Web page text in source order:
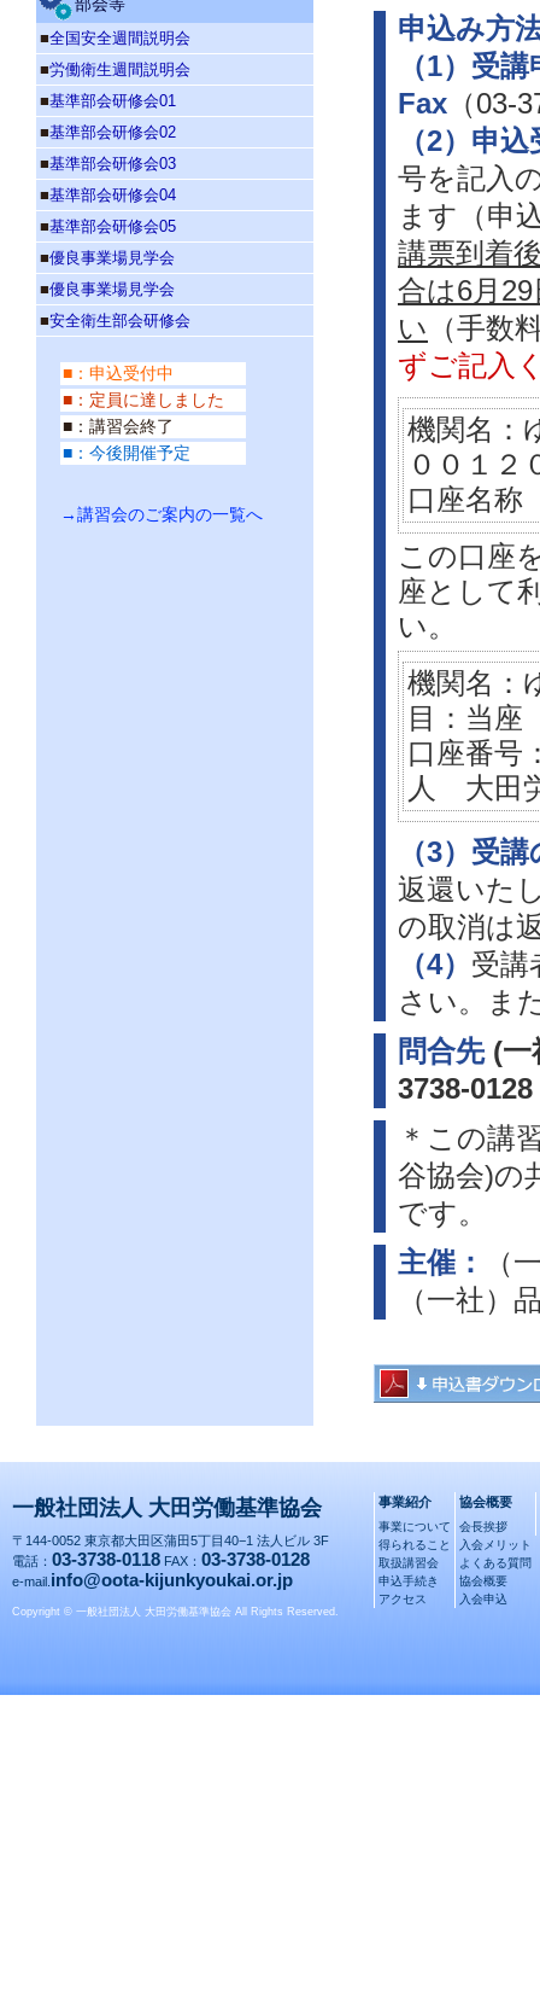
申込み方
（1）受
Fax （03-
（2）申
号を記入
ます（申
講票到着
合は6月
い （手数
ずご記入
機関名：
００１２
口座名
この口座
座として
い。
機関名
目：当
口座番
人 大田
（3）受
返還いた
の取消は
（4） 受講
さい。ま
問合先 (
3738-0128
＊この講
谷協会)の
です。
主催：
（
（一社）
■全国安全週間説明会
■労働衛生週間説明会
■基準部会研修会01
■基準部会研修会02
■基準部会研修会03
■基準部会研修会04
■基準部会研修会05
■優良事業場見学会
■優良事業場見学会
■安全衛生部会研修会
■：申込受付中
■：定員に達しました
■：講習会終了
■：今後開催予定
→講習会のご案内の一覧へ
一般社団法人 大田労働基準協会
〒144-0052 東京都大田区蒲田5丁目40−1 法人ビル 3F
電話： 03-3738-0118 FAX： 03-3738-0128
e-mail. info@oota-kijunkyoukai.or.jp
Copyright © 一般社団法人 大田労働基準協会 All Rights Reserved.
事業紹介
事業について
得られること
取扱講習会
申込手続き
アクセス
協会概要
会長挨拶
入会メリット
よくある質問
協会概要
入会申込